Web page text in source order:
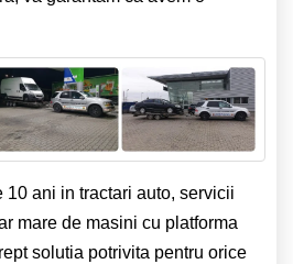
10 ani in tractari auto, servicii
mare de masini cu platforma
solutia potrivita pentru orice